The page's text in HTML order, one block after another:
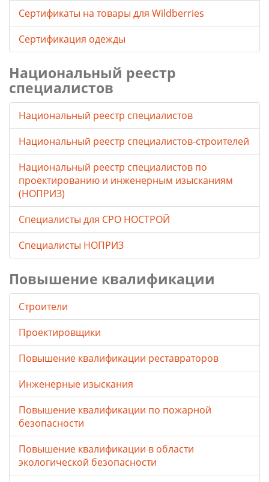
Cертификаты на товары для Wildberries
Сертификация одежды
Национальный реестр
специалистов
Национальный реестр специалистов
Национальный реестр специалистов-строителей
Национальный реестр специалистов по
проектированию и инженерным изысканиям
(НОПРИЗ)
Специалисты для СРО НОСТРОЙ
Специалисты НОПРИЗ
Повышение квалификации
Строители
Проектировщики
Повышение квалификации реставраторов
Инженерные изыскания
Повышение квалификации по пожарной
безопасности
Повышение квалификации в области
экологической безопасности